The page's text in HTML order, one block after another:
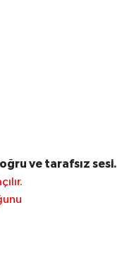
ve tarafsız sesi.